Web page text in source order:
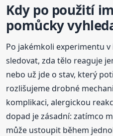
Kdy po použití
pomůcky
Po jakémkoli experimentu
sledovat, zda tělo reaguje
nebo už jde o stav, který
rozlišujeme drobné
komplikaci, alergickou
dopad je zásadní: zatímco
může ustoupit během